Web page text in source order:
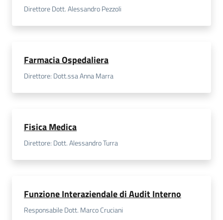
Direttore Dott. Alessandro Pezzoli
Farmacia Ospedaliera
Direttore: Dott.ssa Anna Marra
Fisica Medica
Direttore: Dott. Alessandro Turra
Funzione Interaziendale di Audit Interno
Responsabile Dott. Marco Cruciani